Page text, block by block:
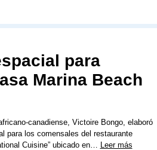
para
Marina Beach
canadiense, Victoire Bongo, elaboró
para los comensales del restaurante
Cuisine” ubicado en… Leer más